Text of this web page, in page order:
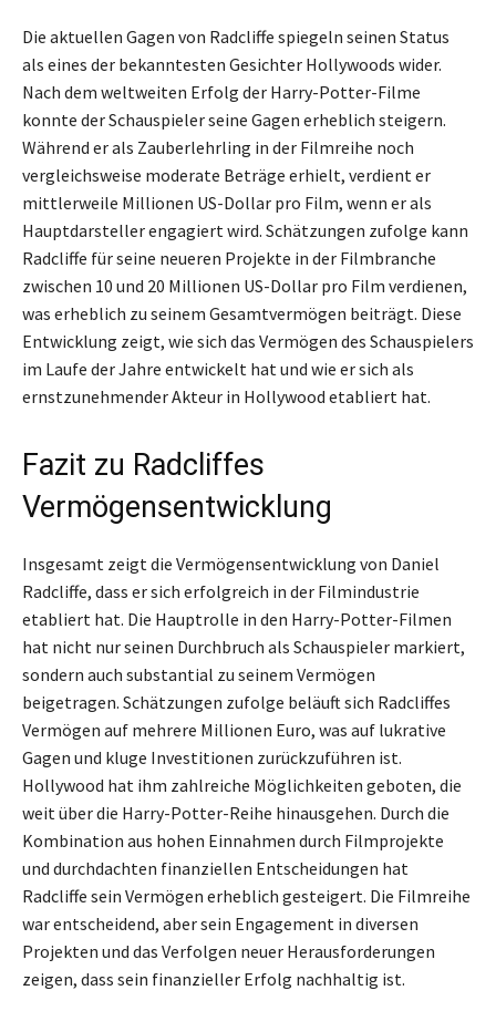
Die aktuellen Gagen von Radcliffe spiegeln seinen Status
als eines der bekanntesten Gesichter Hollywoods wider.
Nach dem weltweiten Erfolg der Harry-Potter-Filme
konnte der Schauspieler seine Gagen erheblich steigern.
Während er als Zauberlehrling in der Filmreihe noch
vergleichsweise moderate Beträge erhielt, verdient er
mittlerweile Millionen US-Dollar pro Film, wenn er als
Hauptdarsteller engagiert wird. Schätzungen zufolge kann
Radcliffe für seine neueren Projekte in der Filmbranche
zwischen 10 und 20 Millionen US-Dollar pro Film verdienen,
was erheblich zu seinem Gesamtvermögen beiträgt. Diese
Entwicklung zeigt, wie sich das Vermögen des Schauspielers
im Laufe der Jahre entwickelt hat und wie er sich als
ernstzunehmender Akteur in Hollywood etabliert hat.
Fazit zu Radcliffes
Vermögensentwicklung
Insgesamt zeigt die Vermögensentwicklung von Daniel
Radcliffe, dass er sich erfolgreich in der Filmindustrie
etabliert hat. Die Hauptrolle in den Harry-Potter-Filmen
hat nicht nur seinen Durchbruch als Schauspieler markiert,
sondern auch substantial zu seinem Vermögen
beigetragen. Schätzungen zufolge beläuft sich Radcliffes
Vermögen auf mehrere Millionen Euro, was auf lukrative
Gagen und kluge Investitionen zurückzuführen ist.
Hollywood hat ihm zahlreiche Möglichkeiten geboten, die
weit über die Harry-Potter-Reihe hinausgehen. Durch die
Kombination aus hohen Einnahmen durch Filmprojekte
und durchdachten finanziellen Entscheidungen hat
Radcliffe sein Vermögen erheblich gesteigert. Die Filmreihe
war entscheidend, aber sein Engagement in diversen
Projekten und das Verfolgen neuer Herausforderungen
zeigen, dass sein finanzieller Erfolg nachhaltig ist.